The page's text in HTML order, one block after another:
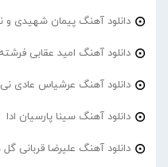
دانلود آهنگ پیمان شهیدی و
دانلود آهنگ امید عقابی فرشته
دانلود آهنگ عرشیاس عادی نی
دانلود آهنگ سینا پارسیان ادا
دانلود آهنگ علیرضا قربانی گل